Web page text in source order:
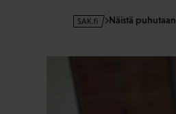
s
Näistä puhutaan